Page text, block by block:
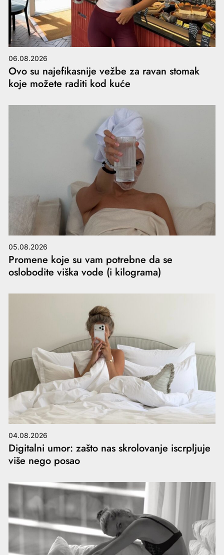
06.08.2026
Ovo su najefikasnije vežbe za ravan stomak
koje možete raditi kod kuće
05.08.2026
Promene koje su vam potrebne da se
oslobodite viška vode (i kilograma)
04.08.2026
Digitalni umor: zašto nas skrolovanje iscrpljuje
više nego posao